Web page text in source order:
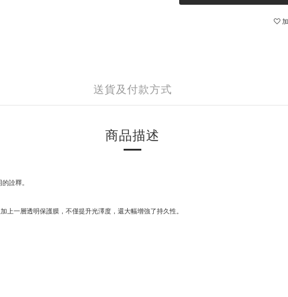
送貨及付款方式
商品描述
詮釋。
一層透明保護膜，不僅提升光澤度，還大幅增強了持久性。